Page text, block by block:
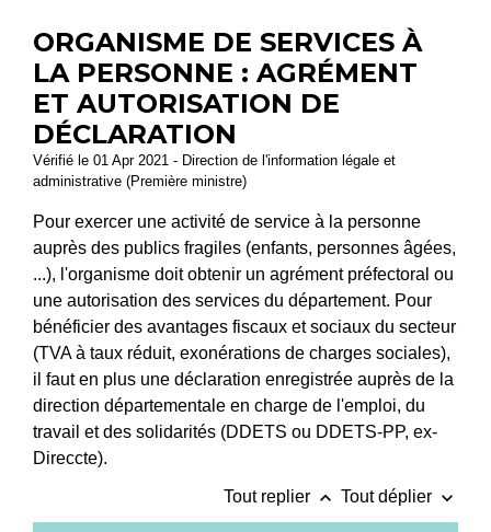
ORGANISME DE SERVICES À
LA PERSONNE : AGRÉMENT
ET AUTORISATION DE
DÉCLARATION
Vérifié le 01 Apr 2021 - Direction de l'information légale et
administrative (Première ministre)
Pour exercer une activité de service à la personne
auprès des publics fragiles (enfants, personnes âgées,
...), l'organisme doit obtenir un agrément préfectoral ou
une autorisation des services du département. Pour
bénéficier des avantages fiscaux et sociaux du secteur
(TVA à taux réduit, exonérations de charges sociales),
il faut en plus une déclaration enregistrée auprès de la
direction départementale en charge de l'emploi, du
travail et des solidarités (DDETS ou DDETS-PP, ex-
Direccte).
Tout replier keyboard_arrow_up Tout déplier keyboard_arrow_down